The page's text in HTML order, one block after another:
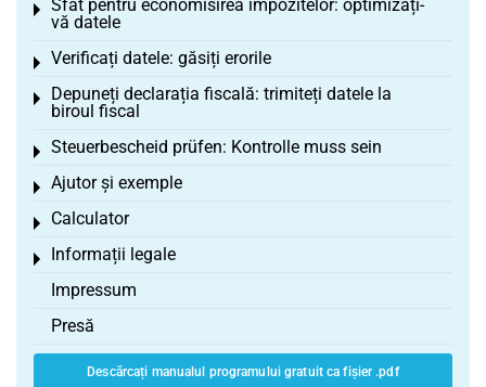
Sfat pentru economisirea impozitelor: optimizați-
vă datele
Toggle menu
Verificați datele: găsiți erorile
Toggle menu
Depuneți declarația fiscală: trimiteți datele la
biroul fiscal
Toggle menu
Steuerbescheid prüfen: Kontrolle muss sein
Toggle menu
Ajutor și exemple
Toggle menu
Calculator
Toggle menu
Informații legale
Toggle menu
Impressum
Presă
Descărcați manualul programului gratuit ca fișier .pdf